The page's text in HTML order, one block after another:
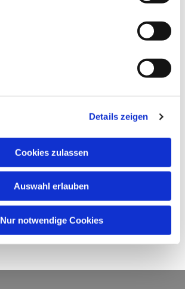
Details zeigen
Cookies zulassen
Auswahl erlauben
Nur notwendige Cookies